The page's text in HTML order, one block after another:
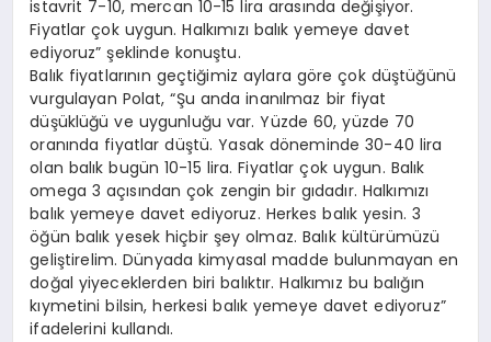
istavrit 7-10, mercan 10-15 lira arasında değişiyor.
Fiyatlar çok uygun. Halkımızı balık yemeye davet
ediyoruz” şeklinde konuştu.
Balık fiyatlarının geçtiğimiz aylara göre çok düştüğünü
vurgulayan Polat, “Şu anda inanılmaz bir fiyat
düşüklüğü ve uygunluğu var. Yüzde 60, yüzde 70
oranında fiyatlar düştü. Yasak döneminde 30-40 lira
olan balık bugün 10-15 lira. Fiyatlar çok uygun. Balık
omega 3 açısından çok zengin bir gıdadır. Halkımızı
balık yemeye davet ediyoruz. Herkes balık yesin. 3
öğün balık yesek hiçbir şey olmaz. Balık kültürümüzü
geliştirelim. Dünyada kimyasal madde bulunmayan en
doğal yiyeceklerden biri balıktır. Halkımız bu balığın
kıymetini bilsin, herkesi balık yemeye davet ediyoruz”
ifadelerini kullandı.